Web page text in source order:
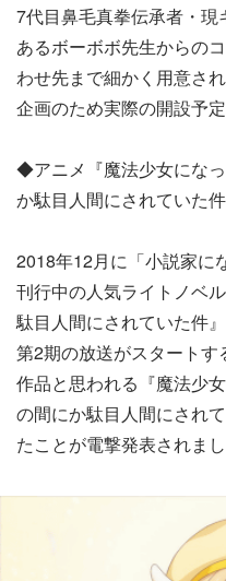
7代目鼻毛真拳伝承者・
あるボーボボ先生からの
わせ先まで細かく用意さ
企画のため実際の開設予定
◆アニメ『魔法少女にな
か駄目人間にされていた
2018年12月に「小説家に
刊行中の人気ライトノベ
駄目人間にされていた件
第2期の放送がスタート
作品と思われる『魔法少
の間にか駄目人間にされ
たことが電撃発表されまし